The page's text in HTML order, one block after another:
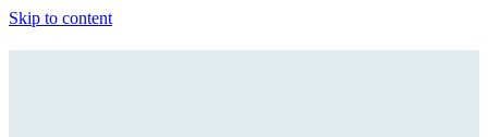
Skip to content